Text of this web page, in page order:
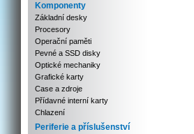
Komponenty
Základní desky
Procesory
Operační paměti
Pevné a SSD disky
Optické mechaniky
Grafické karty
Case a zdroje
Přídavné interní karty
Chlazení
Periferie a příslušenství